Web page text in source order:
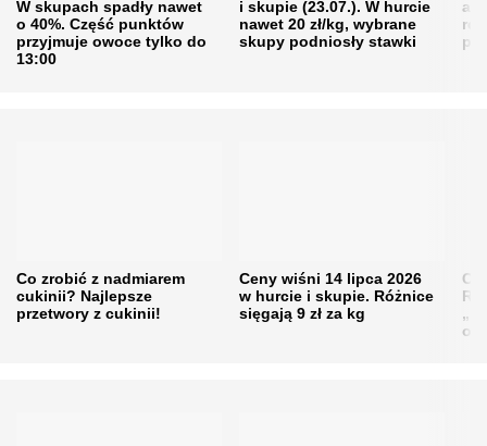
W skupach spadły nawet
o 40%. Część punktów
przyjmuje owoce tylko do
13:00
i skupie (23.07.). W hurcie
nawet 20 zł/kg, wybrane
skupy podniosły stawki
Co zrobić z nadmiarem
cukinii? Najlepsze
przetwory z cukinii!
Ceny wiśni 14 lipca 2026
w hurcie i skupie. Różnice
sięgają 9 zł za kg